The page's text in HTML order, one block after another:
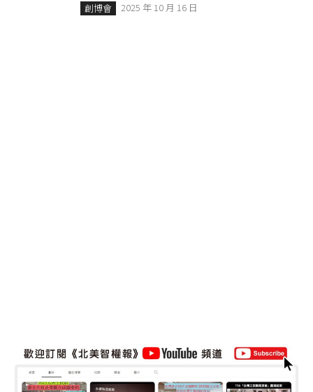
創博會 2025 年 10 月 16 日